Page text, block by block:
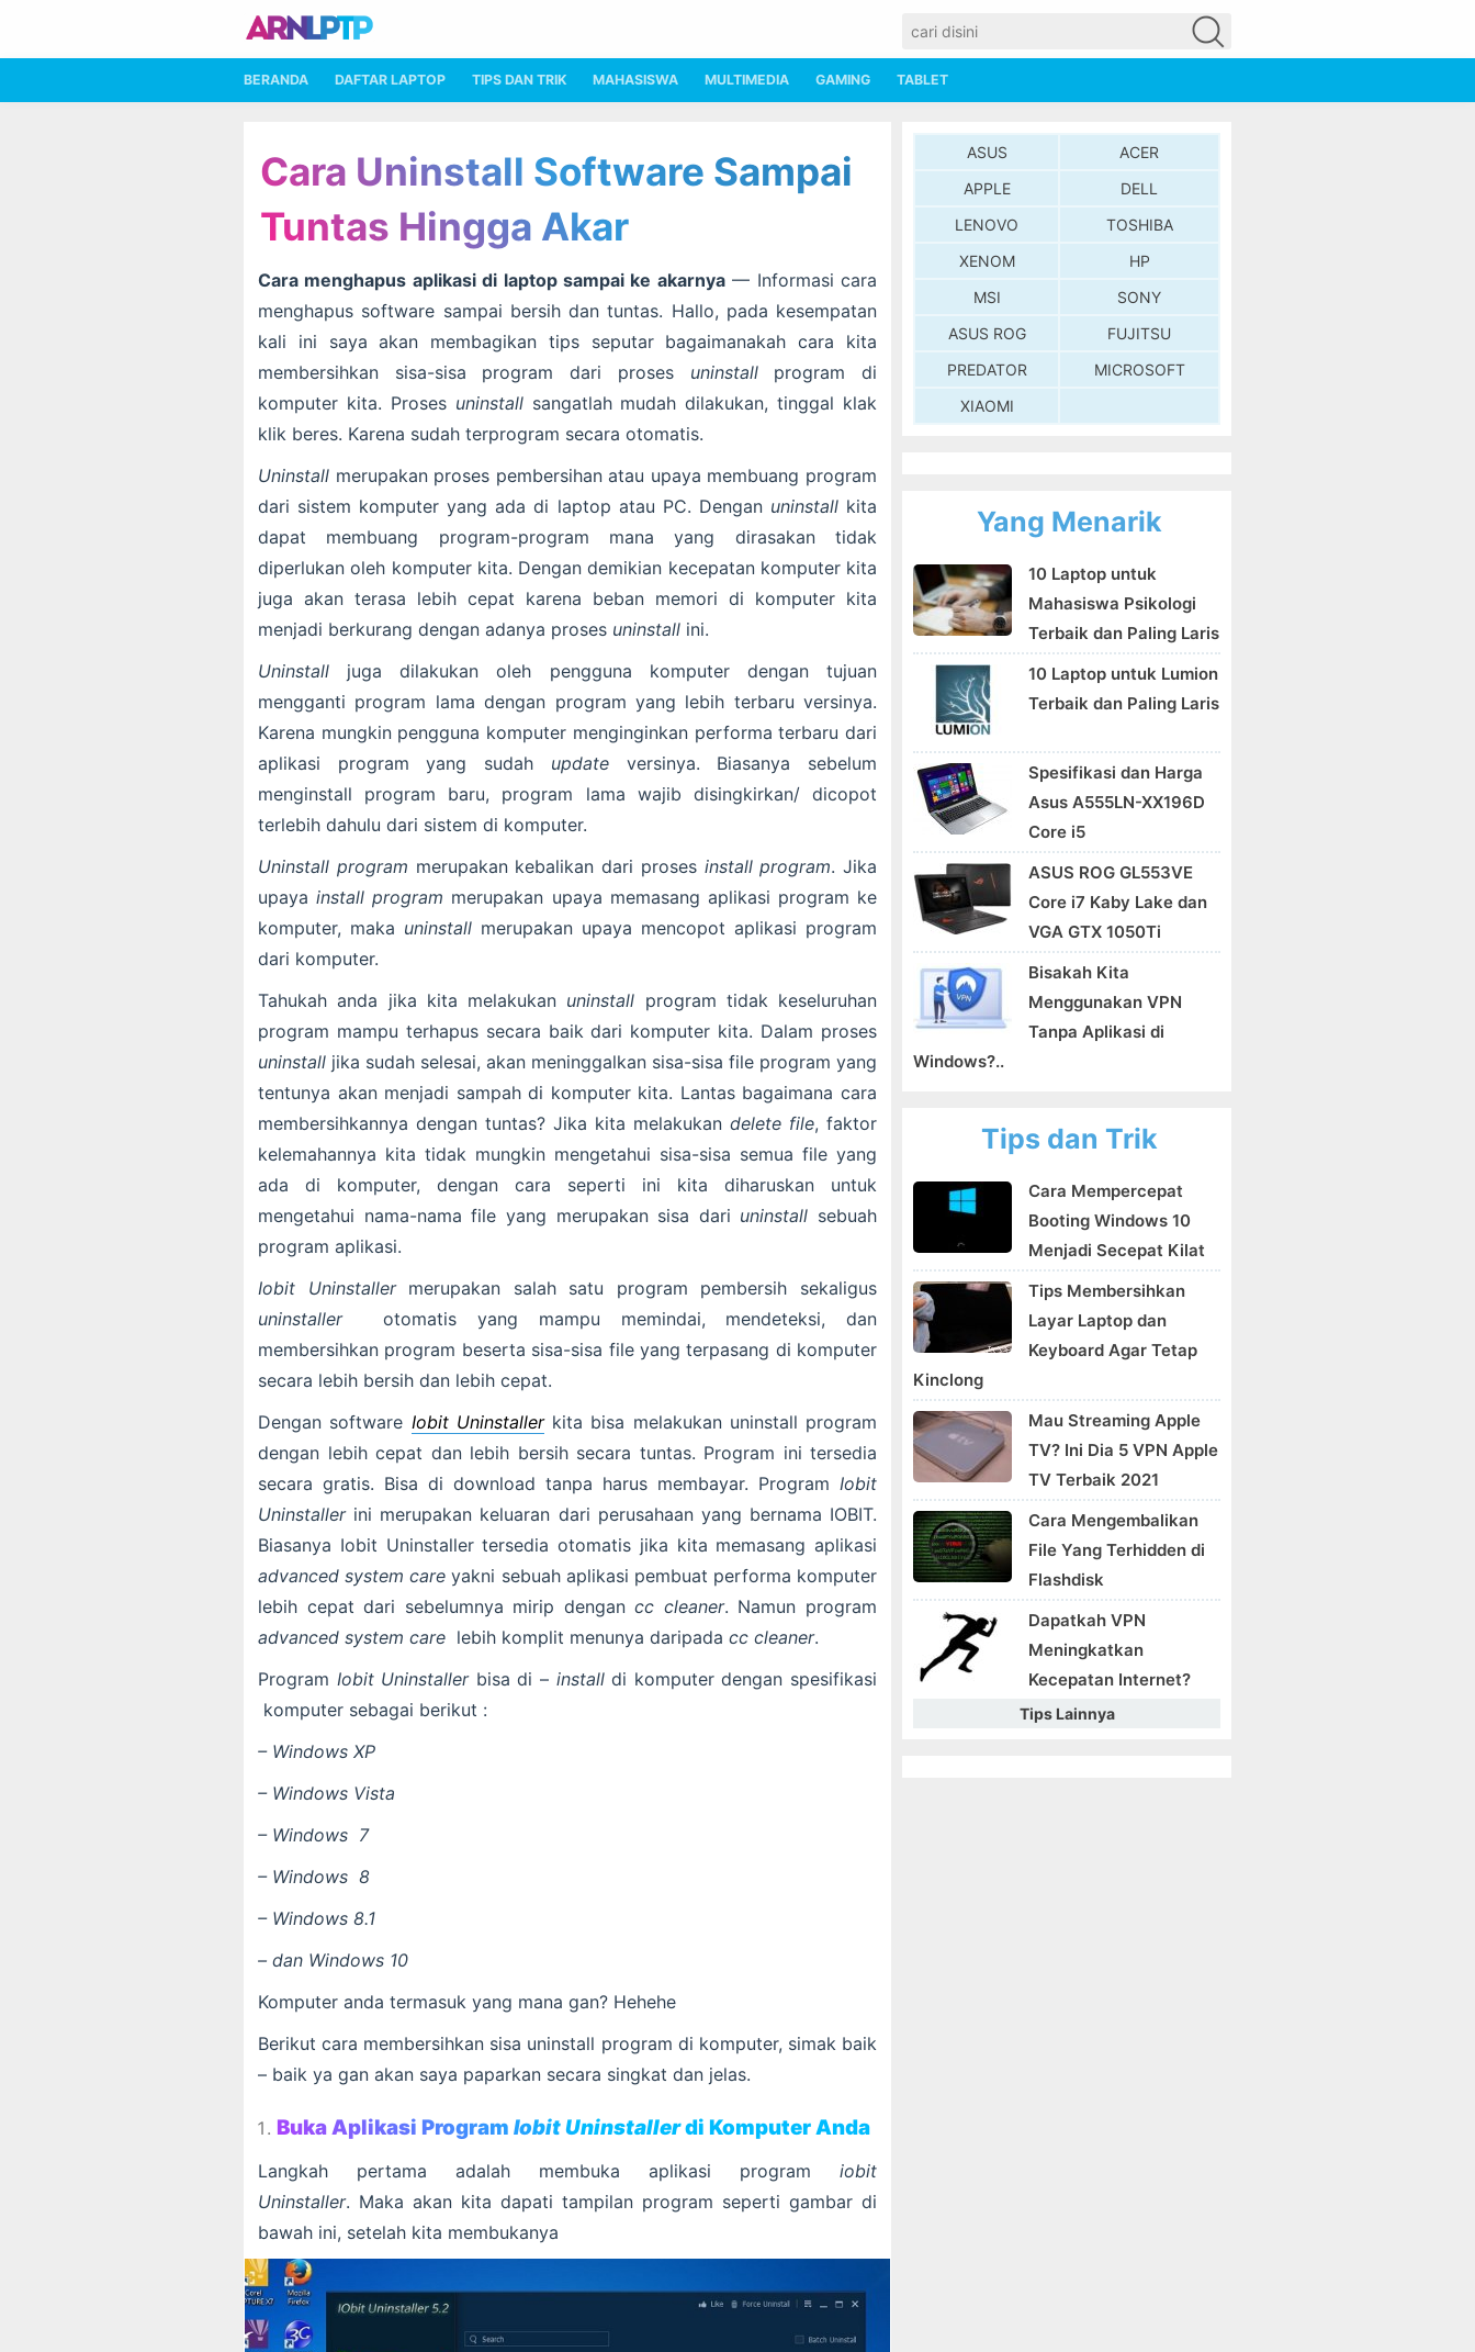
BERANDA DAFTAR LAPTOP TIPS DAN TRIK MAHASISWA MULTIMEDIA GAMING TABLET
Cara Uninstall Software Sampai
Tuntas Hingga Akar
Cara menghapus aplikasi di laptop sampai ke akarnya— Informasi cara
menghapus software sampai bersih dan tuntas. Hallo, pada kesempatan
kali ini saya akan membagikan tips seputar bagaimanakah cara kita
membersihkan sisa-sisa program dari proses uninstallprogram di
komputer kita. Proses uninstallsangatlah mudah dilakukan, tinggal klak
klik beres. Karena sudah terprogram secara otomatis.
Uninstall merupakan proses pembersihan atau upaya membuang program
dari sistem komputer yang ada di laptop atau PC. Dengan uninstallkita
dapat membuang program-program mana yang dirasakan tidak
diperlukan oleh komputer kita. Dengan demikian kecepatan komputer kita
juga akan terasa lebih cepat karena beban memori di komputer kita
menjadi berkurang dengan adanya proses uninstall ini.
Uninstall juga dilakukan oleh pengguna komputer dengan tujuan
mengganti program lama dengan program yang lebih terbaru versinya.
Karena mungkin pengguna komputer menginginkan performa terbaru dari
aplikasi program yang sudah updateversinya. Biasanya sebelum
menginstall program baru, program lama wajib disingkirkan/ dicopot
terlebih dahulu dari sistem di komputer.
Uninstall program merupakan kebalikan dari proses install program. Jika
upayainstall program merupakan upaya memasang aplikasi program ke
komputer, maka uninstall merupakan upaya mencopot aplikasi program
dari komputer.
Tahukah anda jika kita melakukan uninstall program tidak keseluruhan
program mampu terhapus secara baik dari komputer kita. Dalam proses
uninstall jika sudah selesai, akan meninggalkan sisa-sisa file program yang
tentunya akan menjadi sampah di komputer kita. Lantas bagaimana cara
membersihkannya dengan tuntas? Jika kita melakukan delete file, faktor
kelemahannya kita tidak mungkin mengetahui sisa-sisa semua file yang
ada di komputer, dengan cara seperti ini kita diharuskan untuk
mengetahui nama-nama file yang merupakan sisa dari uninstall sebuah
program aplikasi.
Iobit Uninstallermerupakan salah satu program pembersih sekaligus
uninstaller
otomatis yang mampu memindai, mendeteksi, dan
membersihkan program beserta sisa-sisa file yang terpasang di komputer
secara lebih bersih dan lebih cepat.
Dengan software Iobit Uninstallerkita bisa melakukan uninstall program
dengan lebih cepat dan lebih bersih secara tuntas. Program ini tersedia
secara gratis. Bisa di download tanpa harus membayar. Program Iobit
Uninstaller ini merupakan keluaran dari perusahaan yang bernama IOBIT.
Biasanya Iobit Uninstaller tersedia otomatis jika kita memasang aplikasi
advanced system care yakni sebuah aplikasi pembuat performa komputer
lebih cepat dari sebelumnya mirip dengancc cleaner. Namun program
advanced system care lebih komplit menunya daripada cc cleaner.
Program Iobit Uninstallerbisa di – installdi komputer dengan spesifikasi
komputer sebagai berikut :
– Windows XP
– Windows Vista
– Windows 7
– Windows 8
– Windows 8.1
– dan Windows 10
Komputer anda termasuk yang mana gan? Hehehe
Berikut cara membersihkan sisa uninstall program di komputer, simak baik
– baik ya gan akan saya paparkan secara singkat dan jelas.
Buka Aplikasi Program Iobit Uninstallerdi Komputer Anda
Langkah pertama adalah membuka aplikasi program iobit
Uninstaller. Maka akan kita dapati tampilan program seperti gambar di
bawah ini, setelah kita membukanya
ASUS
ACER
APPLE
DELL
LENOVO
TOSHIBA
XENOM
HP
MSI
SONY
ASUS ROG
FUJITSU
PREDATOR
MICROSOFT
XIAOMI
Yang Menarik
10 Laptop untuk
Mahasiswa Psikologi
Terbaik dan Paling Laris
10 Laptop untuk Lumion
Terbaik dan Paling Laris
Spesifikasi dan Harga
Asus A555LN-XX196D
Core i5
ASUS ROG GL553VE
Core i7 Kaby Lake dan
VGA GTX 1050Ti
Bisakah Kita
Menggunakan VPN
Tanpa Aplikasi di
Windows?..
Tips dan Trik
Cara Mempercepat
Booting Windows 10
Menjadi Secepat Kilat
Tips Membersihkan
Layar Laptop dan
Keyboard Agar Tetap
Kinclong
Mau Streaming Apple
TV? Ini Dia 5 VPN Apple
TV Terbaik 2021
Cara Mengembalikan
File Yang Terhidden di
Flashdisk
Dapatkah VPN
Meningkatkan
Kecepatan Internet?
Tips Lainnya